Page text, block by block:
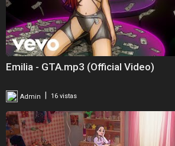
Emilia - GTA.mp3 (Official Video)
Admin 16 vistas